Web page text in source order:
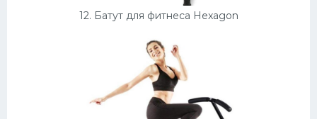
12. Батут для фитнеса Hexagon